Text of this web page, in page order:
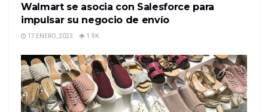
Walmart se asocia con Salesforce para
impulsar su negocio de envío
17 ENERO, 2023 1.9K